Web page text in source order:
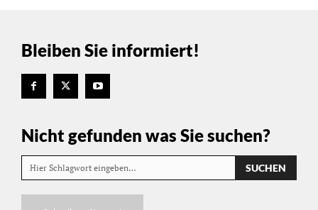
Bleiben Sie informiert!
Nicht gefunden was Sie suchen?
Hier Schlagwort eingeben… SUCHEN